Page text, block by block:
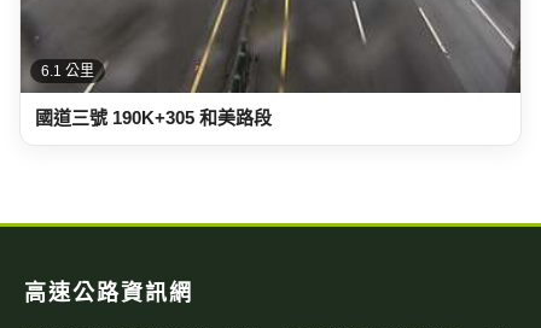
6.1 公里
國道三號 190K+305 和美路段
高速公路資訊網